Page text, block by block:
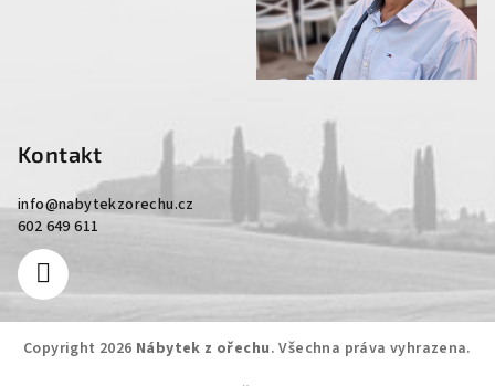
Kontakt
info@nabytekzorechu.cz
602 649 611
Copyright 2026 Nábytek z ořechu. Všechna práva vyhrazena.